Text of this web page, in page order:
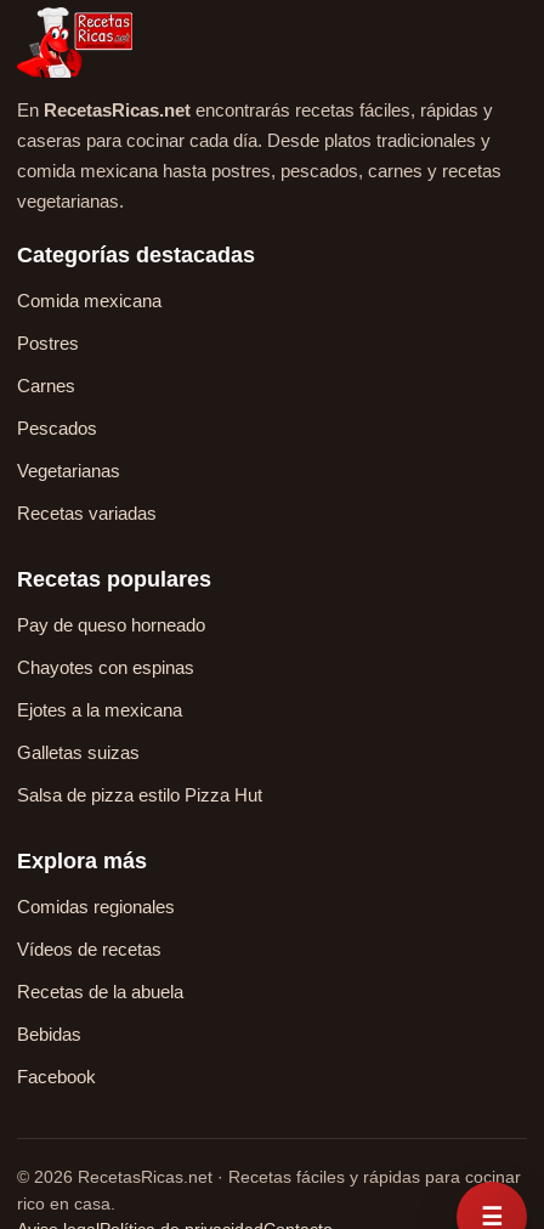
☰
En RecetasRicas.net encontrarás recetas fáciles, rápidas y
caseras para cocinar cada día. Desde platos tradicionales y
comida mexicana hasta postres, pescados, carnes y recetas
vegetarianas.
Categorías destacadas
Comida mexicana
Postres
Carnes
Pescados
Vegetarianas
Recetas variadas
Recetas populares
Pay de queso horneado
Chayotes con espinas
Ejotes a la mexicana
Galletas suizas
Salsa de pizza estilo Pizza Hut
Explora más
Comidas regionales
Vídeos de recetas
Recetas de la abuela
Bebidas
Facebook
© 2026 RecetasRicas.net · Recetas fáciles y rápidas para cocinar
rico en casa.